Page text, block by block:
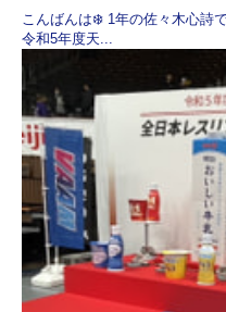
こんばんは❄️ 1年の佐々木心詩
令和5年度天...